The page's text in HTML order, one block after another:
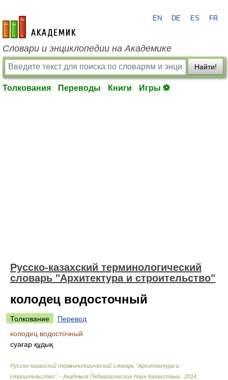
academic.ru
EN DE ES FR
Словари и энциклопедии на Академике
Найти!
Толкования Переводы Книги Игры ⚽
Русско-казахский терминологический
словарь "Архитектура и строительство"
колодец водосточный
Толкование
Перевод
колодец водосточный
суағар құдық
Русско-казахский терминологический словарь "Архитектура и
строительство". - Академия Педагогических Наук Казахстана.
2014